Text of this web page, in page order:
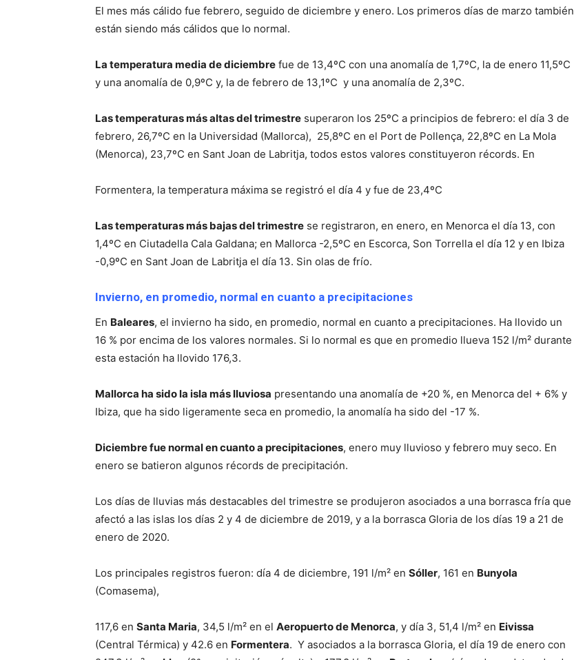
El mes más cálido fue febrero, seguido de diciembre y enero. Los primeros días de marzo también
están siendo más cálidos que lo normal.
La temperatura media de diciembre fue de 13,4ºC con una anomalía de 1,7ºC, la de enero 11,5ºC
y una anomalía de 0,9ºC y, la de febrero de 13,1ºC y una anomalía de 2,3ºC.
Las temperaturas más altas del trimestre superaron los 25ºC a principios de febrero: el día 3 de
febrero, 26,7ºC en la Universidad (Mallorca), 25,8ºC en el Port de Pollença, 22,8ºC en La Mola
(Menorca), 23,7ºC en Sant Joan de Labritja, todos estos valores constituyeron récords. En
Formentera, la temperatura máxima se registró el día 4 y fue de 23,4ºC
Las temperaturas más bajas del trimestre se registraron, en enero, en Menorca el día 13, con
1,4ºC en Ciutadella Cala Galdana; en Mallorca -2,5ºC en Escorca, Son Torrella el día 12 y en Ibiza
-0,9ºC en Sant Joan de Labritja el día 13. Sin olas de frío.
Invierno, en promedio, normal en cuanto a precipitaciones
En Baleares, el invierno ha sido, en promedio, normal en cuanto a precipitaciones. Ha llovido un
16 % por encima de los valores normales. Si lo normal es que en promedio llueva 152 l/m² durante
esta estación ha llovido 176,3.
Mallorca ha sido la isla más lluviosa presentando una anomalía de +20 %, en Menorca del + 6% y
Ibiza, que ha sido ligeramente seca en promedio, la anomalía ha sido del -17 %.
Diciembre fue normal en cuanto a precipitaciones, enero muy lluvioso y febrero muy seco. En
enero se batieron algunos récords de precipitación.
Los días de lluvias más destacables del trimestre se produjeron asociados a una borrasca fría que
afectó a las islas los días 2 y 4 de diciembre de 2019, y a la borrasca Gloria de los días 19 a 21 de
enero de 2020.
Los principales registros fueron: día 4 de diciembre, 191 l/m² en Sóller, 161 en Bunyola
(Comasema),
117,6 en Santa Maria, 34,5 l/m² en el Aeropuerto de Menorca, y día 3, 51,4 l/m² en Eivissa
(Central Térmica) y 42.6 en Formentera. Y asociados a la borrasca Gloria, el día 19 de enero con